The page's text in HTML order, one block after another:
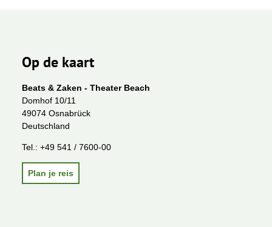
Op de kaart
Beats & Zaken - Theater Beach
Domhof 10/11
49074 Osnabrück
Deutschland
Tel.: +49 541 / 7600-00
Plan je reis